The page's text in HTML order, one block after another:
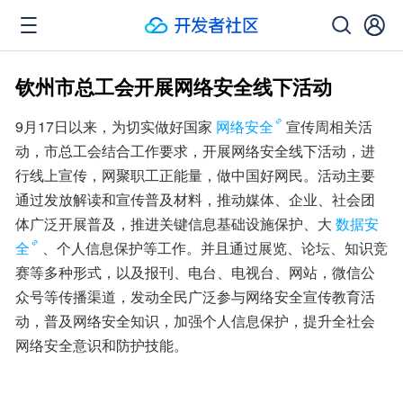
钦州市总工会开展网络安全线下活动
9月17日以来，为切实做好国家 网络安全
宣传周相关活
动，市总工会结合工作要求，开展网络安全线下活动，进
行线上宣传，网聚职工正能量，做中国好网民。活动主要
通过发放解读和宣传普及材料，推动媒体、企业、社会团
体广泛开展普及，推进关键信息基础设施保护、大 数据安
全
、个人信息保护等工作。并且通过展览、论坛、知识竞
赛等多种形式，以及报刊、电台、电视台、网站，微信公
众号等传播渠道，发动全民广泛参与网络安全宣传教育活
动，普及网络安全知识，加强个人信息保护，提升全社会
网络安全意识和防护技能。